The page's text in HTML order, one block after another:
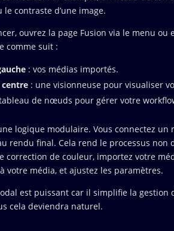
le contraste d’une image.
ouvrez la page Fusion via le menu
comme suit :
: vos médias importés.
centre : une visionneuse pour visualiser
de nœuds pour gérer votre
logique modulaire. Vous connectez
rendu final. Cela rend le processus
correction de couleur, importez votre
votre média, et ajustez les paramètres.
est puissant car il simplifie la
cela deviendra naturel.